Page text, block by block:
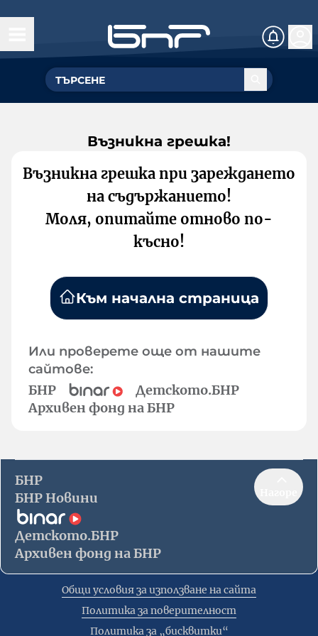
Възникна грешка!
Възникна грешка при зареждането
на съдържанието!
Моля, опитайте отново по-
късно!
Към начална страница
Или проверете още от нашите
сайтове:
БНР
Детското.БНР
Архивен фонд на БНР
БНР
БНР Новини
Детското.БНР
Архивен фонд на БНР
Общи условия за използване на сайта
Политика за поверителност
Политика за „бисквитки“